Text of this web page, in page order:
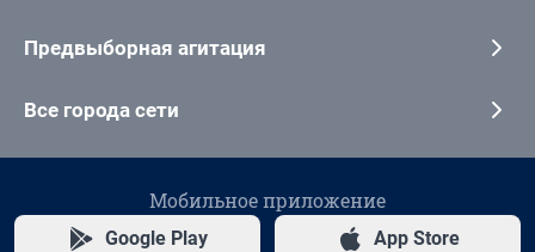
Предвыборная агитация
Все города сети
Мобильное приложение
Google Play App Store